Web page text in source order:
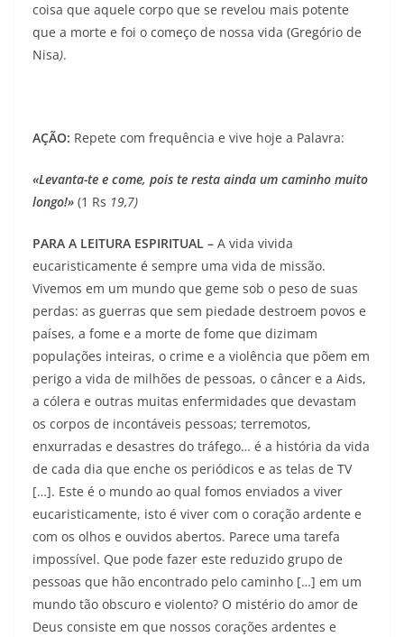
coisa que aquele corpo que se revelou mais potente
que a morte e foi o começo de nossa vida (Gregório de
Nisa).
AÇÃO: Repete com frequência e vive hoje a Palavra:
«Levanta-te e come, pois te resta ainda um caminho muito
longo!» (1 Rs 19,7)
PARA A LEITURA ESPIRITUAL – A vida vivida
eucaristicamente é sempre uma vida de missão.
Vivemos em um mundo que geme sob o peso de suas
perdas: as guerras que sem piedade destroem povos e
países, a fome e a morte de fome que dizimam
populações inteiras, o crime e a violência que põem em
perigo a vida de milhões de pessoas, o câncer e a Aids,
a cólera e outras muitas enfermidades que devastam
os corpos de incontáveis pessoas; terremotos,
enxurradas e desastres do tráfego… é a história da vida
de cada dia que enche os periódicos e as telas de TV
[…]. Este é o mundo ao qual fomos enviados a viver
eucaristicamente, isto é viver com o coração ardente e
com os olhos e ouvidos abertos. Parece uma tarefa
impossível. Que pode fazer este reduzido grupo de
pessoas que hão encontrado pelo caminho […] em um
mundo tão obscuro e violento? O mistério do amor de
Deus consiste em que nossos corações ardentes e